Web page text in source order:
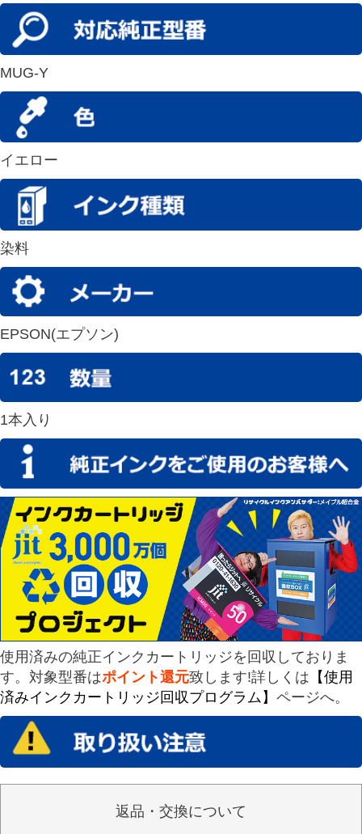
MUG-Y
イエロー
染料
EPSON(エプソン)
1本入り
使用済みの純正インクカートリッジを回収しておりま
す。対象型番はポイント還元致します!詳しくは 【使用
済みインクカートリッジ回収プログラム】 ページへ。
返品・交換について